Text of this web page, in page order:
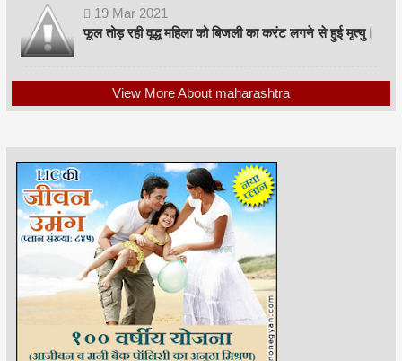
19 Mar 2021
फूल तोड़ रही वृद्ध महिला को बिजली का करंट लगने से हुई मृत्यु।
View More About maharashtra